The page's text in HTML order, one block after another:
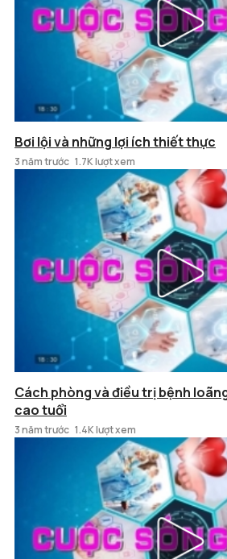
Bơi lội và những lợi ích thiết thực
3 năm trước 1.7K lượt xem
Cách phòng và điều trị bệnh
cao tuổi
3 năm trước 1.4K lượt xem